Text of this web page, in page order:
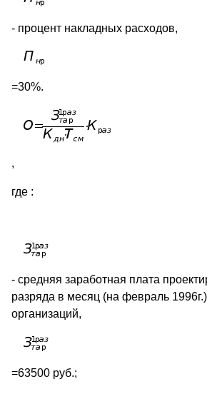
- процент накладных расходов,
=30%.
,
где :
- средняя заработная плата
разряда в месяц (на февраль
организаций,
=63500 руб.;